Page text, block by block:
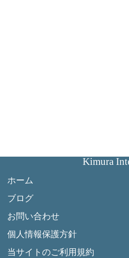
Kimura
ホーム
ブログ
お問い合わせ
個人情報保護方針
当サイトのご利用規約